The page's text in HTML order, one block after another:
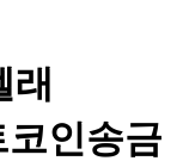
래
인송금